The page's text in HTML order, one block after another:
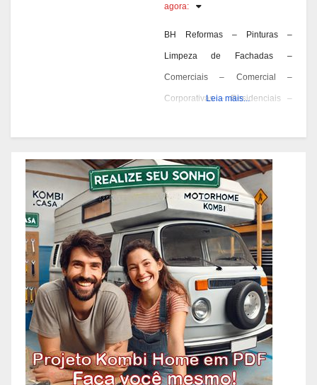
Prediais – Bairro Alto Caiçaras –
BH, Reformas Prediais – Bairro
Alto da Boa
agora:
BH Reformas – Pinturas –
Limpeza de Fachadas –
Comerciais – Comercial –
Corporativas – Residenciais –
Horizonte. Reformas Comerciais
e Residenciais – Bairro Aarão
Reis – BH, Reformas Comerciais
e Residenciais – Bairro
Aeroporto – BH, Reformas
Comerciais e Residenciais –
Bairro Alpes – BH, Reformas
Comerciais e Residenciais –
Bairro Alto Barroca –
Leia mais...